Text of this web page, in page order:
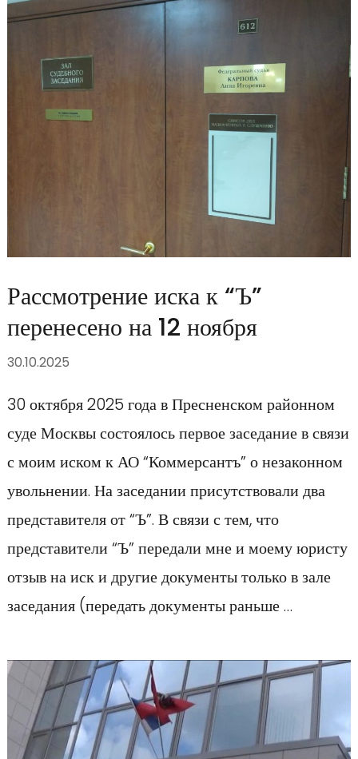
Рассмотрение иска к “Ъ”
перенесено на 12 ноября
30.10.2025
30 октября 2025 года в Пресненском районном
суде Москвы состоялось первое заседание в связи
с моим иском к АО “Коммерсантъ” о незаконном
увольнении. На заседании присутствовали два
представителя от “Ъ”. В связи с тем, что
представители “Ъ” передали мне и моему юристу
отзыв на иск и другие документы только в зале
заседания (передать документы раньше …